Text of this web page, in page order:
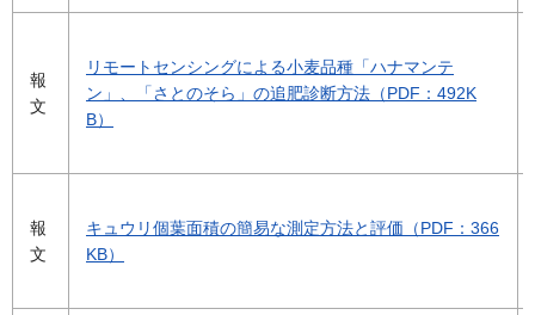
報
文
リモートセンシングによる小麦品種「ハナマンテ
ン」、「さとのそら」の追肥診断方法（PDF：492K
B）
報
文
キュウリ個葉面積の簡易な測定方法と評価（PDF：366
KB）